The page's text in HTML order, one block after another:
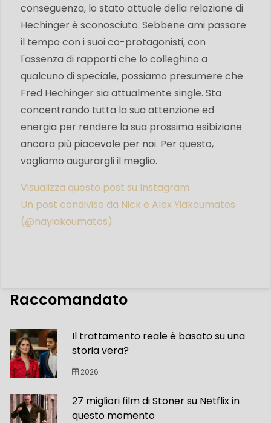
conseguenza, lo stato attuale della relazione di
Hechinger è sconosciuto. Sebbene ami passare
il tempo con i suoi co-protagonisti, con
l'assenza di rapporti che lo colleghino a
qualcuno di speciale, possiamo presumere che
Fred Hechinger sia attualmente single. Sta
concentrando tutta la sua attenzione ed
energia per rendere la sua prossima esibizione
ancora più piacevole per noi. Per questo,
vogliamo augurargli il meglio.
Visualizza questo post su Instagram
Un post condiviso da Nick e Alex Yiakoumatos
(@nayiakoumatos)
Raccomandato
Il trattamento reale è basato su una
storia vera?
2026
27 migliori film di Stoner su Netflix in
questo momento